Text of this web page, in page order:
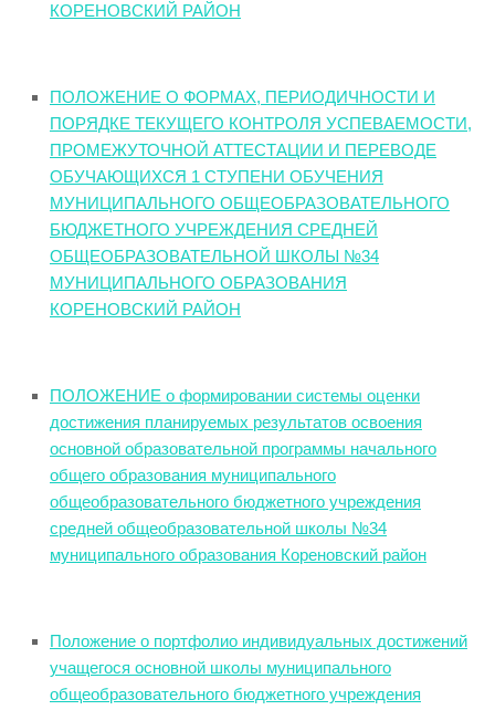
КОРЕНОВСКИЙ РАЙОН
ПОЛОЖЕНИЕ О ФОРМАХ, ПЕРИОДИЧНОСТИ И
ПОРЯДКЕ ТЕКУЩЕГО КОНТРОЛЯ УСПЕВАЕМОСТИ,
ПРОМЕЖУТОЧНОЙ АТТЕСТАЦИИ И ПЕРЕВОДЕ
ОБУЧАЮЩИХСЯ 1 СТУПЕНИ ОБУЧЕНИЯ
МУНИЦИПАЛЬНОГО ОБЩЕОБРАЗОВАТЕЛЬНОГО
БЮДЖЕТНОГО УЧРЕЖДЕНИЯ СРЕДНЕЙ
ОБЩЕОБРАЗОВАТЕЛЬНОЙ ШКОЛЫ №34
МУНИЦИПАЛЬНОГО ОБРАЗОВАНИЯ
КОРЕНОВСКИЙ РАЙОН
ПОЛОЖЕНИЕ о формировании системы оценки
достижения планируемых результатов освоения
основной образовательной программы начального
общего образования муниципального
общеобразовательного бюджетного учреждения
средней общеобразовательной школы №34
муниципального образования Кореновский район
Положение о портфолио индивидуальных достижений
учащегося основной школы муниципального
общеобразовательного бюджетного учреждения